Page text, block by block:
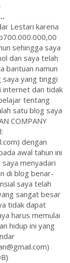
Lestari karena
sehingga saya
dan saya telah
bantuan namun
saya yang tinggi
internet dan tidak
tentang
satu blog saya
COMPANY
dengan
awal tahun ini
menyadari
di blog benar-
saya telah
sangat besar
tidak dapat
harus memulai
hidup ini yang